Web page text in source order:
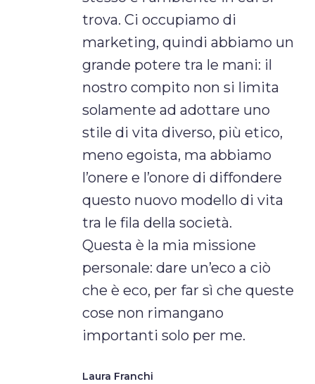
trova. Ci occupiamo di
marketing, quindi abbiamo un
grande potere tra le mani: il
nostro compito non si limita
solamente ad adottare uno
stile di vita diverso, più etico,
meno egoista, ma abbiamo
l’onere e l’onore di diffondere
questo nuovo modello di vita
tra le fila della società.
Questa è la mia missione
personale: dare un’eco a ciò
che è eco, per far sì che queste
cose non rimangano
importanti solo per me.
Laura Franchi